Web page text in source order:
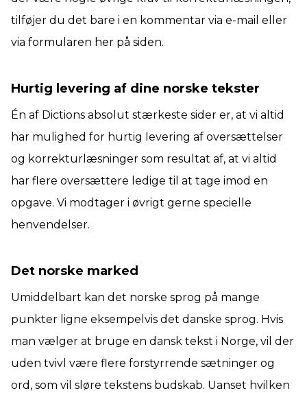
tilføjer du det bare i en kommentar via e-mail eller
via formularen her på siden.
Hurtig levering af dine norske tekster
Én af Dictions absolut stærkeste sider er, at vi altid
har mulighed for hurtig levering af oversættelser
og korrekturlæsninger som resultat af, at vi altid
har flere oversættere ledige til at tage imod en
opgave. Vi modtager i øvrigt gerne specielle
henvendelser.
Det norske marked
Umiddelbart kan det norske sprog på mange
punkter ligne eksempelvis det danske sprog. Hvis
man vælger at bruge en dansk tekst i Norge, vil der
uden tvivl være flere forstyrrende sætninger og
ord, som vil sløre tekstens budskab. Uanset hvilken